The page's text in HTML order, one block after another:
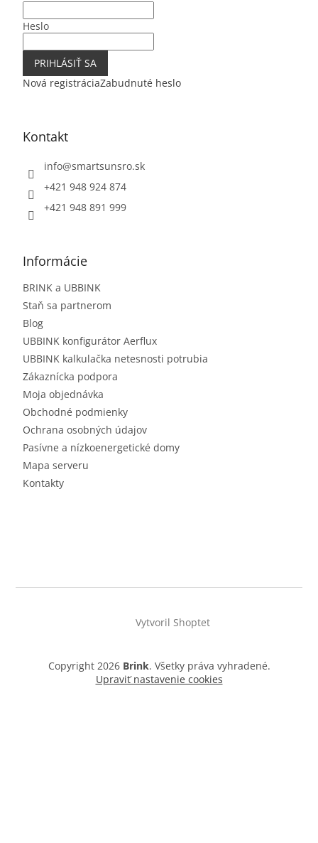
Heslo
PRIHLÁSIŤ SA
Nová registráciaZabudnuté heslo
Kontakt
info@smartsunsro.sk
+421 948 924 874
+421 948 891 999
Informácie
BRINK a UBBINK
Staň sa partnerom
Blog
UBBINK konfigurátor Aerflux
UBBINK kalkulačka netesnosti potrubia
Zákaznícka podpora
Moja objednávka
Obchodné podmienky
Ochrana osobných údajov
Pasívne a nízkoenergetické domy
Mapa serveru
Kontakty
Vytvoril Shoptet
Copyright 2026 Brink. Všetky práva vyhradené.
Upraviť nastavenie cookies